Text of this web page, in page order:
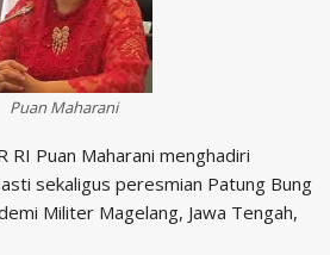
Puan Maharani
RI Puan Maharani menghadiri
sekaligus peresmian Patung Bung
Militer Magelang, Jawa Tengah,